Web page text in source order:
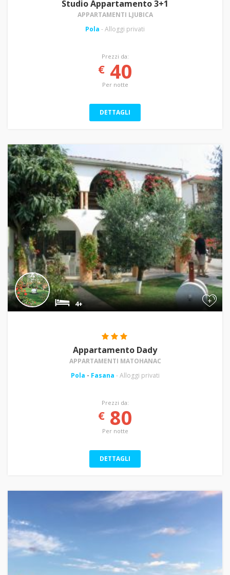
Studio Appartamento 3+1
APPARTAMENTI LJUBICA
Pola - Alloggi privati
Prezzi da:
€40
Per notte
DETTAGLI
+
4+
Appartamento Dady
APPARTAMENTI MATOHANAC
Pola - Fasana - Alloggi privati
Prezzi da:
€80
Per notte
DETTAGLI